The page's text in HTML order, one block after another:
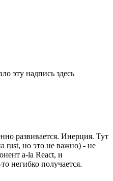
эту надпись здесь
развивается. Инерция. Тут
rust, но это не важно) - не
a-la React, и
негибко получается.